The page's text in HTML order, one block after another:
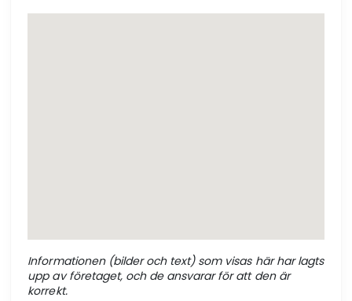
Informationen (bilder och text) som visas här har lagts
upp av företaget, och de ansvarar för att den är
korrekt.